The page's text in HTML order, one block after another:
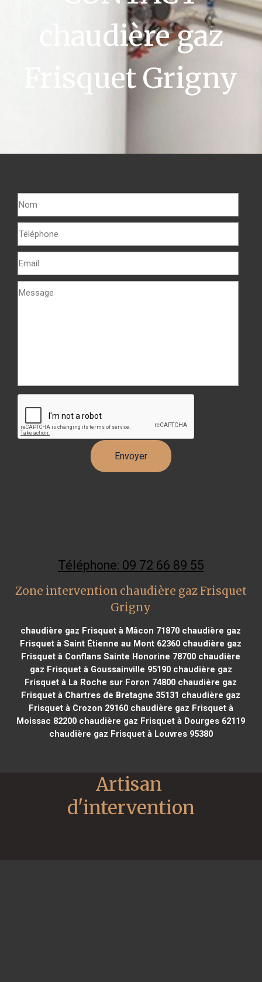
chaudière gaz
Frisquet Grigny
Téléphone: 09 72 66 89 55
Zone intervention chaudière gaz Frisquet
Grigny
chaudière gaz Frisquet à Mâcon 71870 chaudière gaz
Frisquet à Saint Étienne au Mont 62360 chaudière gaz
Frisquet à Conflans Sainte Honorine 78700 chaudière
gaz Frisquet à Goussainville 95190chaudière gaz
Frisquet à La Roche sur Foron 74800 chaudière gaz
Frisquet à Chartres de Bretagne 35131 chaudière gaz
Frisquet à Crozon 29160chaudière gaz Frisquet à
Moissac 82200 chaudière gaz Frisquet à Dourges 62119
chaudière gaz Frisquet à Louvres 95380
Artisan
d'intervention